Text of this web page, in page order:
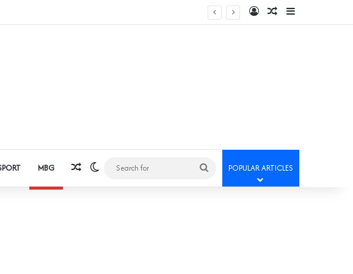
Log InRandom Article
Sidebar
MBG Random Article
Switch skin
Search
for
POPULAR ARTICLES